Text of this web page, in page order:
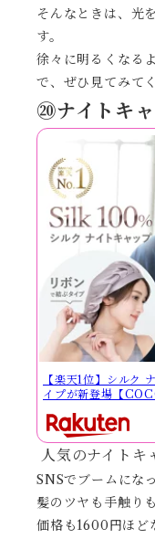
そんなときは、光
す。
徐々に明るくなる
で、ぜひ見てみて
⑳ナイトキャ
【楽天1位】シルク
イプが新登場【
人気のナイトキ
SNSでブームにな
髪のツヤも手触り
価格も1600円ほど